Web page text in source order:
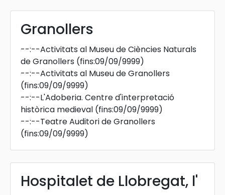
Granollers
--:--Activitats al Museu de Ciències Naturals
de Granollers (fins:09/09/9999)
--:--Activitats al Museu de Granollers
(fins:09/09/9999)
--:--L'Adoberia. Centre d'interpretació
històrica medieval (fins:09/09/9999)
--:--Teatre Auditori de Granollers
(fins:09/09/9999)
Hospitalet de Llobregat, l'